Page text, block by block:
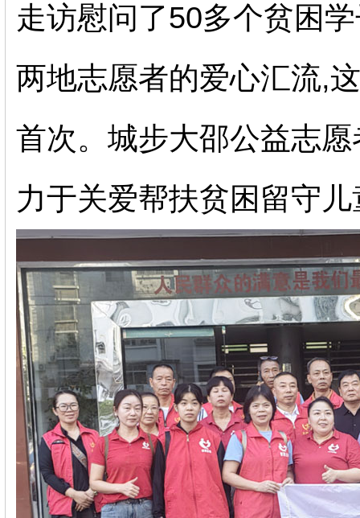
走访慰问了50多个贫困
两地志愿者的爱心汇流,
首次。城步大邵公益志
力于关爱帮扶贫困留守儿